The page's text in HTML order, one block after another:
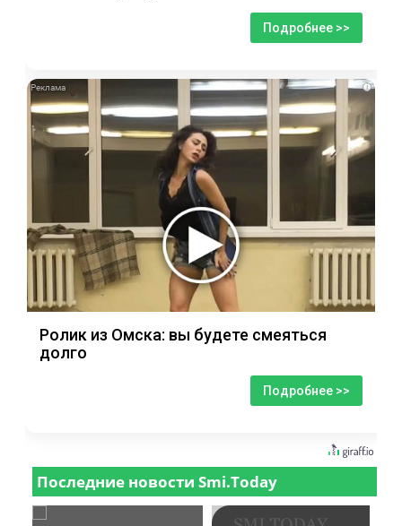
Подробнее >>
i
Ролик из Омска: вы будете смеяться
долго
Подробнее >>